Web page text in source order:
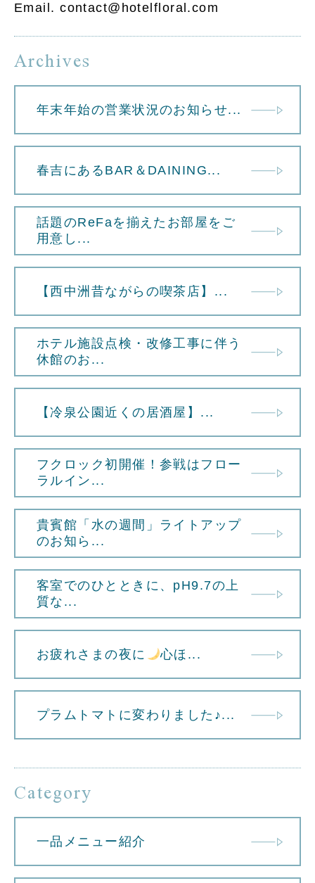
Email. contact@hotelfloral.com
Archives
年末年始の営業状況のお知らせ...
春吉にあるBAR＆DAINING...
話題のReFaを揃えたお部屋をご
用意し...
【西中洲昔ながらの喫茶店】...
ホテル施設点検・改修工事に伴う
休館のお...
【冷泉公園近くの居酒屋】...
フクロック初開催！参戦はフロー
ラルイン...
貴賓館「水の週間」ライトアップ
のお知ら...
客室でのひとときに、pH9.7の上
質な...
お疲れさまの夜に 心ほ...
プラムトマトに変わりました♪...
Category
一品メニュー紹介